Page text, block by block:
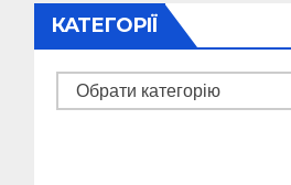
КАТЕГОРІЇ
Категорії